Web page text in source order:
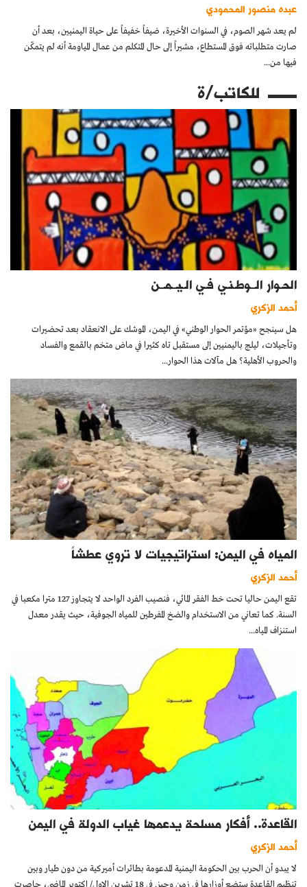
عبده منصور المحمودي
لم يعد شهر الصوم، في السنوات الأخيرة، ضيفاً خفيفاً على حياة اليمنيين، بعد أن
صارت متطلباته فوق المستطاع، مشيراً إلى حال المتكلم من عمال المياومة أنه لم يتمكّن
فيها من...
للكاتب/ة
الحـوار الــوطـنـي فـي الـيــمــن
أحمد الزكري
هل سينجح «مؤتمر الحوار الوطني» في اليمن، الموشك على الانعقاد بعد تحضيرات
وتأجيلات، ليلج باليمنيين إلى مستقبل تاه كثيرا في ماض متخم بالقمع والفساد
والحروب الأهلية؟ هل مآلات هذا الحوار...
المياه في اليمن: استراتيجيات لا تروي عطشاً
أحمد الزكري
تقع اليمن حاليا تحت خط الفقر المائي، فنصيب الفرد الواحد لا يتجاوز 127 مترا مكعبا في
السنة. كما تعاني من الاستخدام والضخ المفرطين للمياه الجوفية، حيث يقدر معدل
استنزاف المياه...
القاعدة.. أفكار مسلحة يدعمها غياب الدولة في اليمن
أحمد الزكري
لا يبدو أن الحرب بين الحكومة اليمنية المدعومة بطائرات أميركية من دون طيار وبين